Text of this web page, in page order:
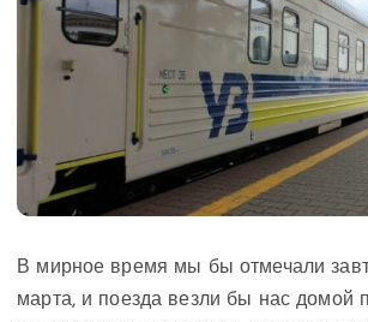
В мирное время мы бы отмечали
марта, и поезда везли бы нас домой